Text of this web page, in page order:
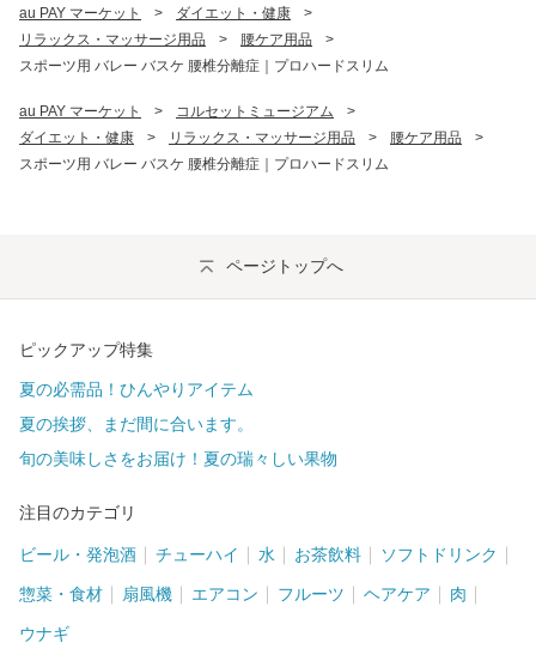
au PAY マーケット > ダイエット・健康
>
リラックス・マッサージ用品
> 腰ケア用品
>
スポーツ用 バレー バスケ 腰椎分離症｜プロハードスリム
au PAY マーケット > コルセットミュージアム
>
ダイエット・健康
> リラックス・マッサージ用品 > 腰ケア用品
>
スポーツ用 バレー バスケ 腰椎分離症｜プロハードスリム
ページトップへ
ピックアップ特集
夏の必需品！ひんやりアイテム
夏の挨拶、まだ間に合います。
旬の美味しさをお届け！夏の瑞々しい果物
注目のカテゴリ
ビール・発泡酒 チューハイ 水 お茶飲料 ソフトドリンク
惣菜・食材 扇風機 エアコン フルーツ ヘアケア 肉
ウナギ